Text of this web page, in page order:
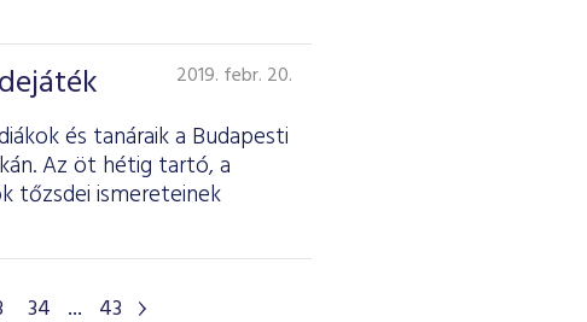
2019. febr. 20.
és tanáraik a Budapesti
Az öt hétig tartó, a
tőzsdei ismereteinek
34 ... 43